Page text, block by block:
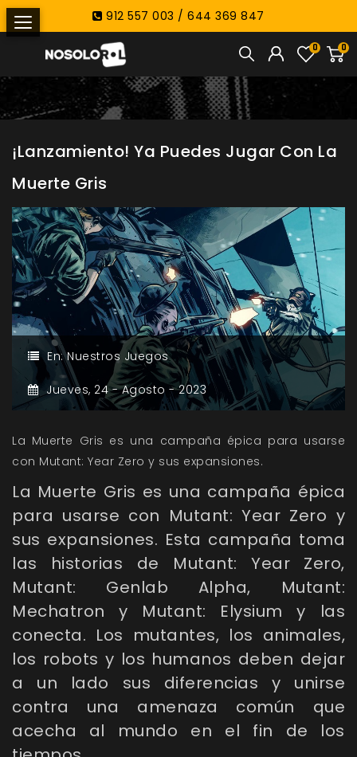
912 557 003 / 644 369 847
0
0
¡Lanzamiento! Ya Puedes Jugar Con La
Muerte Gris
En:Nuestros Juegos
Jueves, 24 -Agosto -2023
La Muerte Gris es una campaña épica para usarse
con Mutant: Year Zero y sus expansiones.
La Muerte Gris es una campaña épica
para usarse con Mutant: Year Zero y
sus expansiones. Esta campaña toma
las historias de Mutant: Year Zero,
Mutant: Genlab Alpha, Mutant:
Mechatron y Mutant: Elysium y las
conecta. Los mutantes, los animales,
los robots y los humanos deben dejar
a un lado sus diferencias y unirse
contra una amenaza común que
acecha al mundo en el fin de los